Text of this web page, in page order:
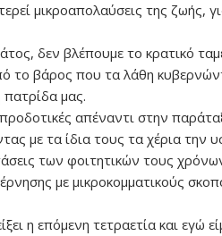
μικροαπολαύσεις της ζωής,
δεν βλέπουμε το κρατικό
το βάρος που τα λάθη
πατρίδα μας.
απέναντι στην
με τα ίδια τους τα χέρια την
των φοιτητικών τους
με μικροκομματικούς
η επόμενη τετραετία και εγώ